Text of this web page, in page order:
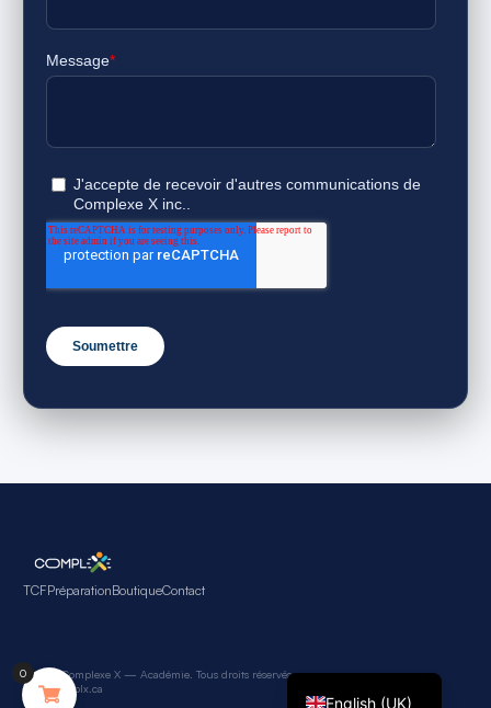
TCFPréparationBoutiqueContact
© 2026 Complexe X — Académie. Tous droits réservés.
info@complx.ca
0
English (UK)